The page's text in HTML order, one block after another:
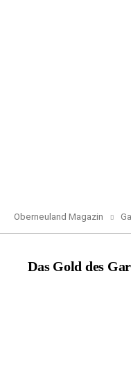
Oberneuland Magazin
Das Gold des